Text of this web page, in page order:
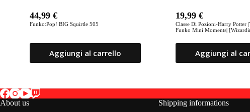
Funko:Pop! BIG Squirtle 505
44,99€
Aggiungi al carrello
Classe Di Pozioni-Harry Potter
Funko Mini Moments| [Wizarding
19,99€
Aggiungi al
About us
Shipping informations